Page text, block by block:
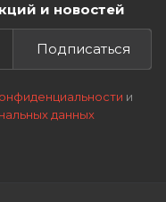
и новостей
Подписаться
и
данных